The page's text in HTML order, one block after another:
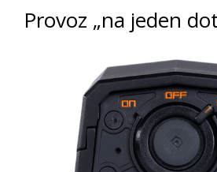
Provoz „na jeden